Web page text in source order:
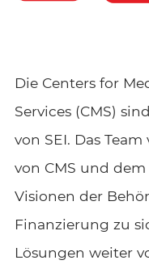
Die Centers for
Services (CMS)
von SEI. Das
von CMS und
Visionen der
Finanzierung zu
Lösungen weiter